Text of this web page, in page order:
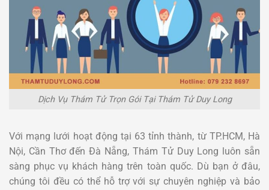
Dịch Vụ Thám Tử Trọn Gói Tại Thám Tử Duy Long
Với mạng lưới hoạt động tại 63 tỉnh thành, từ TP.HCM, Hà
Nội, Cần Thơ đến Đà Nẵng, Thám Tử Duy Long luôn sẵn
sàng phục vụ khách hàng trên toàn quốc. Dù bạn ở đâu,
chúng tôi đều có thể hỗ trợ với sự chuyên nghiệp và bảo